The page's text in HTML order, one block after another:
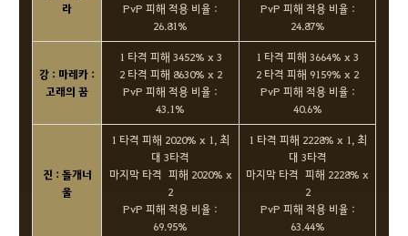
라
PvP 피해 적용 비율 :
26.81%
PvP 피해 적용 비율 :
24.87%
강 : 마레카 :
고래의 꿈
1 타격 피해 3452% x 3
2 타격 피해 8630% x 2
PvP 피해 적용 비율 :
43.1%
1 타격 피해 3664% x 3
2 타격 피해 9159% x 2
PvP 피해 적용 비율 :
40.6%
진 : 돌개너
울
1 타격 피해 2020% x 1, 최
대 3타격
마지막 타격 피해 2020% x
2
PvP 피해 적용 비율 :
69.95%
1 타격 피해 2228% x 1, 최
대 3타격
마지막 타격 피해 2228% x
2
PvP 피해 적용 비율 :
63.44%